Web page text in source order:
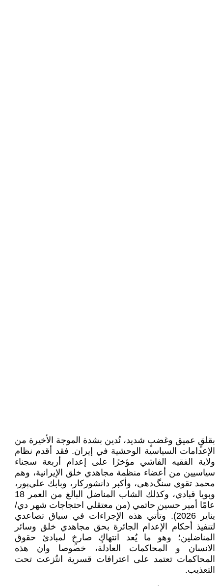
بقلقٍ عميق وغضبٍ شديد، نُدين بشدة الموجة الأخيرة من
الإعدامات السياسية الوحشية في إيران. فقد أقدم نظام
ولاية الفقيه الفاشي مؤخرًا على إعدام أربعة سجناء
سياسيين من أعضاء منظمة مجاهدي خلق الإيرانية، وهم
محمد تقوي سنگ‌دهی، وأكبر دانشوركار، وبابك علي‌پور،
وبويا قبادي، وكذلك الشاب المناضل البالغ من العمر 18
عامًا أمير حسين حاتمي (من معتقلي احتجاجات شهر دي/
يناير 2026). وتأتي هذه الإجراءات في سياق تصاعدي
لتنفيذ أحكام الإعدام الجائرة بحق مجاهدي خلق وسائر
المناضلين؛ وهو ما يُعد انتهاكٍ صارخٍ لمبادئ حقوق
الانسان و المحاكمات العادلة، خصوصا وان هذه
المحاكمات تعتمد على اعترافات قسرية انتُزعت تحت
التعذيب.